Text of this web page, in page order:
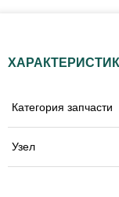
Категория запчасти
Узел